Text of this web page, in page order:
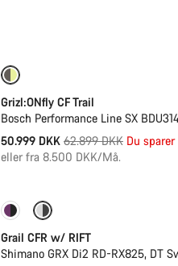
Grizl:ONfly CF Trail
Bosch Performance Line SX
50.999 DKK Original
pris
62.899 DKK Du sparer
eller fra 8.500 DKK/Må.
-15%
Grail CFR w/ RIFT
Shimano GRX Di2 RD-RX825, DT